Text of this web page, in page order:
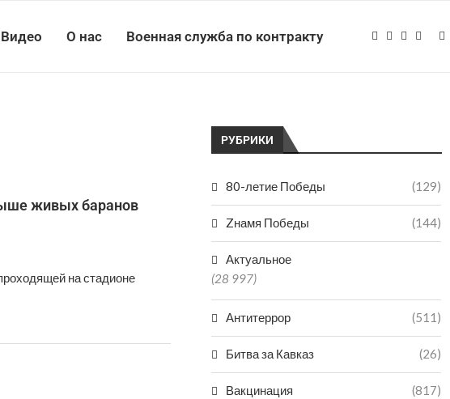
Видео О нас Военная служба по контракту
живых баранов
на стадионе
РУБРИКИ
80-летие Победы (129)
Zнамя Победы (144)
Актуальное
(28 997)
Антитеррор (511)
Битва за Кавказ (26)
Вакцинация (817)